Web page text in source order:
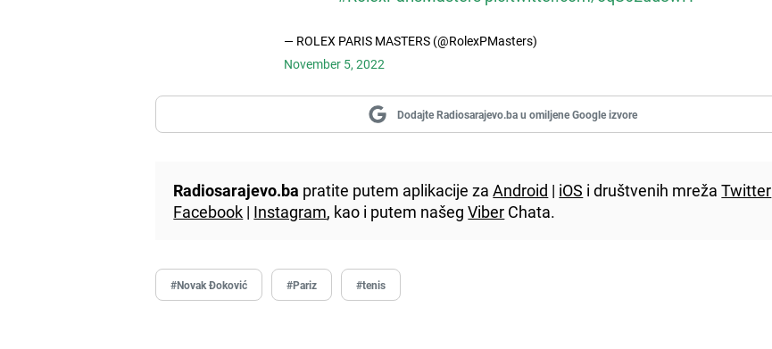
— ROLEX PARIS MASTERS (@RolexPMasters)
November 5, 2022
Dodajte Radiosarajevo.ba u omiljene Google izvore
Radiosarajevo.ba pratite putem aplikacije zaAndroid | iOS i društvenih mrežaTwitter
Facebook | Instagram, kao i putem našegViber Chata.
#Novak Đoković #Pariz #tenis